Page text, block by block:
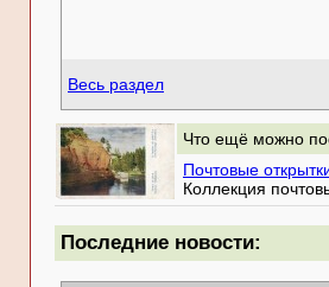
Весь раздел
Что ещё можно
Почтовые
Коллекция
Последние новости: